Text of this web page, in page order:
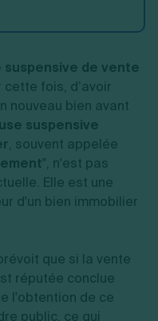
suspensive de vente
fois, d’avoir
nouveau bien avant
suspensive
, souvent appelée
", n'est pas
Elle est une
d'un bien immobilier
que si la vente
réputée conclue
l'obtention de ce
public, ce qui